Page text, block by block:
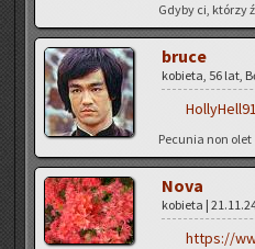
Gdyby ci, któ­rzy
bruce
ko­bie­ta, 56 lat,
Pe­cu­nia non olet
Nova
ko­bie­ta |
https://